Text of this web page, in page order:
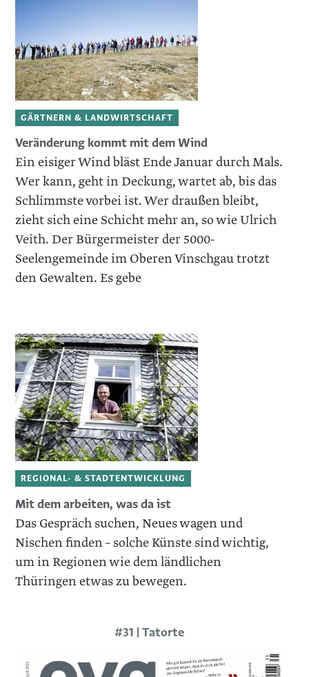
GÄRTNERN & LANDWIRTSCHAFT
Veränderung kommt mit dem Wind
Ein eisiger Wind bläst Ende Januar durch Mals.
Wer kann, geht in Deckung, wartet ab, bis das
Schlimmste vorbei ist. Wer draußen bleibt,
zieht sich eine Schicht mehr an, so wie Ulrich
Veith. Der Bürgermeister der 5000-
Seelengemeinde im Oberen Vinschgau trotzt
den Gewalten. Es gebe
REGIONAL- & STADTENTWICKLUNG
Mit dem arbeiten, was da ist
Das Gespräch suchen, Neues wagen und
Nischen finden – solche Künste sind wichtig,
um in Regionen wie dem ländlichen
Thüringen etwas zu bewegen.
#31 | Tatorte